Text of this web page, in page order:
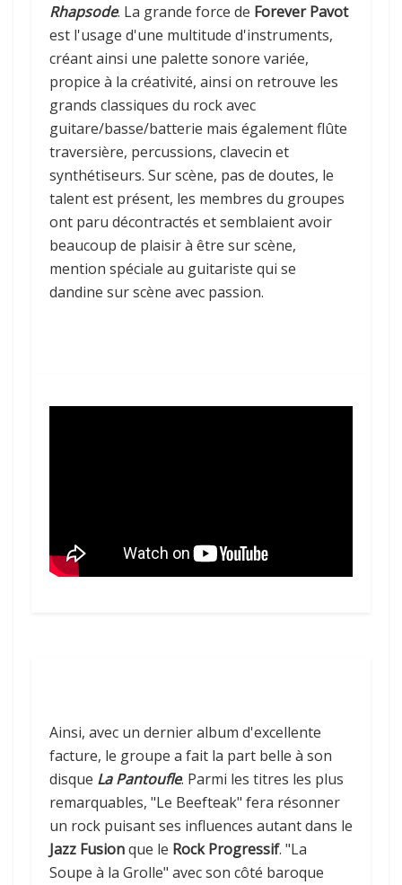
Rhapsode. La grande force de Forever Pavot
est l'usage d'une multitude d'instruments,
créant ainsi une palette sonore variée,
propice à la créativité, ainsi on retrouve les
grands classiques du rock avec
guitare/basse/batterie mais également flûte
traversière, percussions, clavecin et
synthétiseurs. Sur scène, pas de doutes, le
talent est présent, les membres du groupes
ont paru décontractés et semblaient avoir
beaucoup de plaisir à être sur scène,
mention spéciale au guitariste qui se
dandine sur scène avec passion.
Ainsi, avec un dernier album d'excellente
facture, le groupe a fait la part belle à son
disque La Pantoufle. Parmi les titres les plus
remarquables, "Le Beefteak" fera résonner
un rock puisant ses influences autant dans le
Jazz Fusionque le Rock Progressif. "La
Soupe à la Grolle" avec son côté baroque